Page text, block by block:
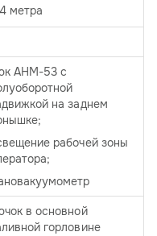
метра
АНМ-53 с
на заднем
рабочей зоны
в основной
горловине